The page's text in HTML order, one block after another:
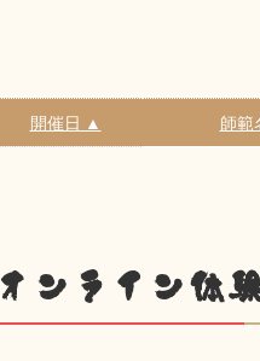
開催日 ▲ 師範
オンライン体